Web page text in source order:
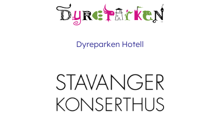
Dyreparken Hotell